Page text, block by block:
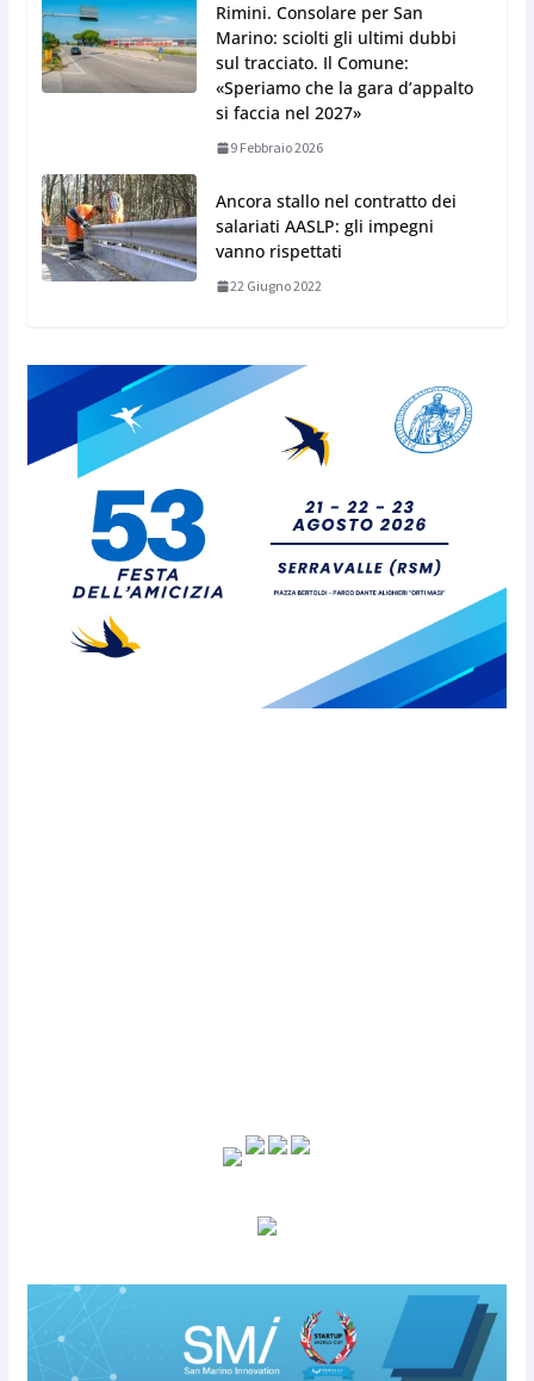
Rimini. Consolare per San
Marino: sciolti gli ultimi dubbi
sul tracciato. Il Comune:
«Speriamo che la gara d’appalto
si faccia nel 2027»
9 Febbraio 2026
Ancora stallo nel contratto dei
salariati AASLP: gli impegni
vanno rispettati
22 Giugno 2022